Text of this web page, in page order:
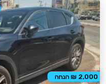
2,000 ₪ הנחה